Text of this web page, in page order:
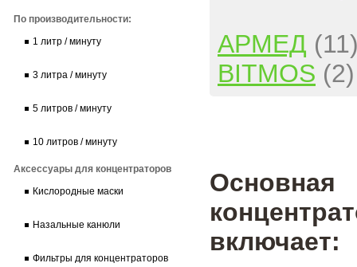
По производительности:
1 литр / минуту
3 литра / минуту
5 литров / минуту
10 литров / минуту
Аксессуары для концентраторов
Кислородные маски
Назальные канюли
Фильтры для концентраторов
АРМЕД
BITMOS (2)
включает: